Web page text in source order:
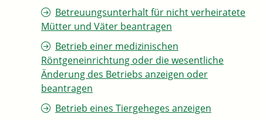
Betreuungsunterhalt für nicht verheiratete
Mütter und Väter beantragen
Betrieb einer medizinischen
Röntgeneinrichtung oder die wesentliche
Änderung des Betriebs anzeigen oder
beantragen
Betrieb eines Tiergeheges anzeigen